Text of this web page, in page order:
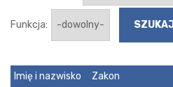
Funkcja:
Imię i nazwisko Zakon